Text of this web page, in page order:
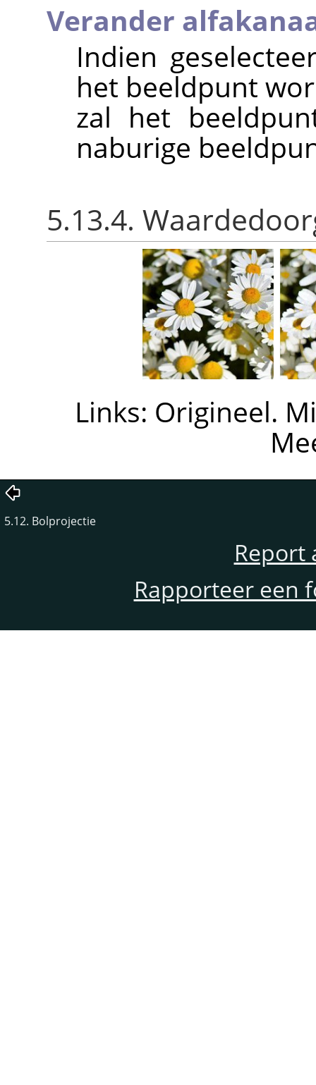
Verander
Indien
het beeldpunt
zal het
naburige
5.13.4.
Links: Origineel.
5.12. Bolprojectie
Report
Rapporteer een